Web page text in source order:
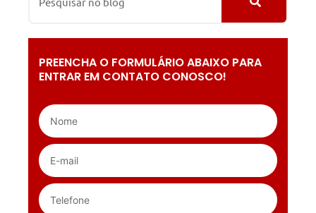
PREENCHA O FORMULÁRIO ABAIXO PARA
ENTRAR EM CONTATO CONOSCO!